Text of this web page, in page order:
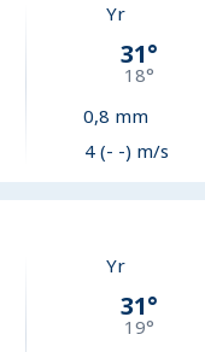
Yr
31°
18°
0,8 mm
4 (- -) m/s
Yr
31°
19°